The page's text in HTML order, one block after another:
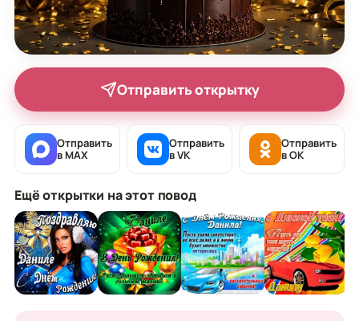
Отправить открытку
Отправить
в MAX
Отправить
в VK
Отправить
в OK
Ещё открытки на этот повод